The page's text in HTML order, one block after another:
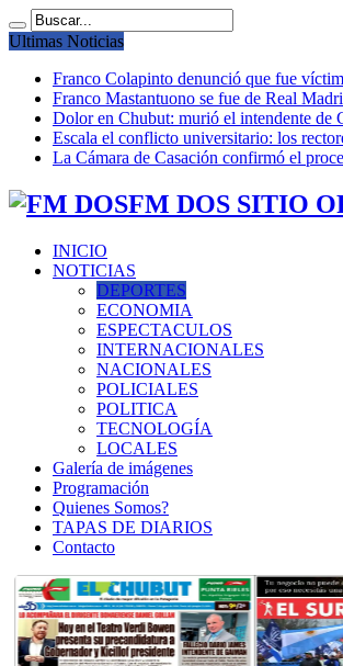
Ultimas Noticias
Franco Colapinto denunció que fue
Franco Mastantuono se fue de Real
Dolor en Chubut: murió el intendente de
Escala el conflicto universitario: los
La Cámara de Casación confirmó el
FM DOS SITIO
INICIO
NOTICIAS
DEPORTES
ECONOMIA
ESPECTACULOS
INTERNACIONALES
NACIONALES
POLICIALES
POLITICA
TECNOLOGÍA
LOCALES
Galería de imágenes
Programación
Quienes Somos?
TAPAS DE DIARIOS
Contacto